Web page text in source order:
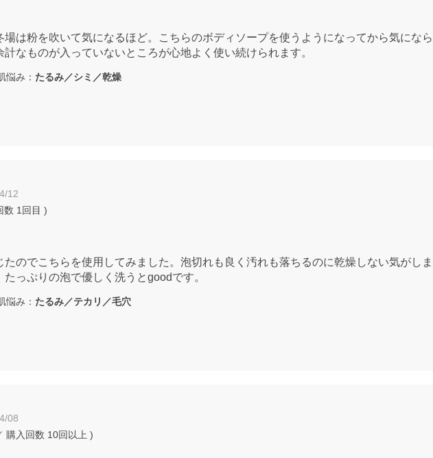
は粉を吹いて気になるほど。こちらのボディソープを使うようになってから気にな
なものが入っていないところが心地よく使い続けられます。
み： たるみ／シミ／乾燥
12
数 1回目 )
のでこちらを使用してみました。泡切れも良く汚れも落ちるのに乾燥しない気がし
っぷりの泡で優しく洗うとgoodです。
み： たるみ／テカリ／毛穴
08
購入回数 10回以上 )